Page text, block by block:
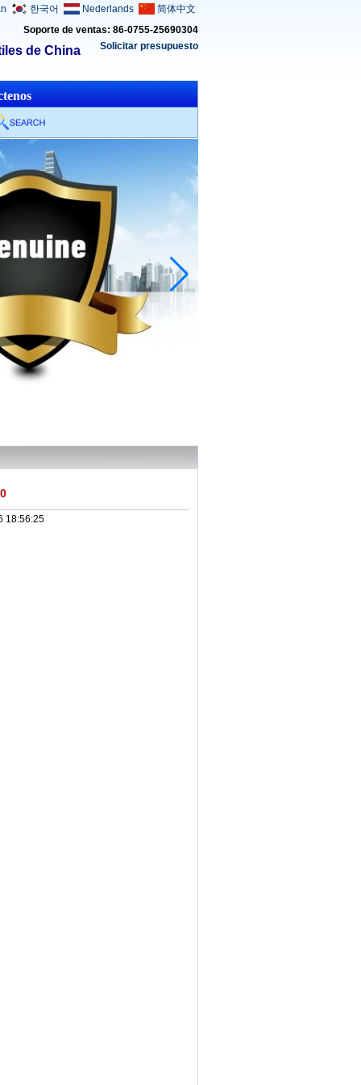
de China
Soporte de ventas: 86-0755-25690304
Solicitar presupuesto
한국어 Nederlands 简体中文
18:56:25